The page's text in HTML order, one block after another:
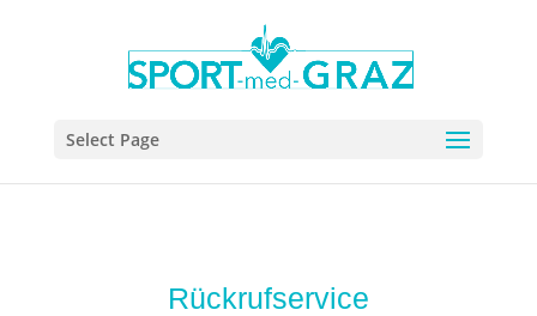
Select Page
Rückrufservice